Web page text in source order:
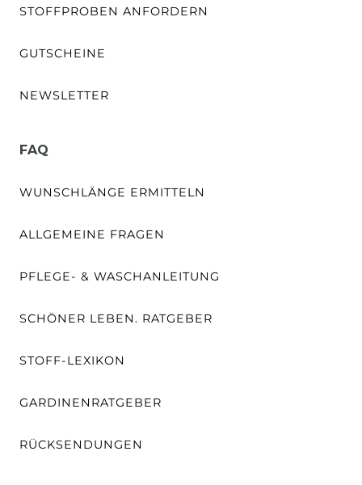
STOFFPROBEN ANFORDERN
GUTSCHEINE
NEWSLETTER
FAQ
WUNSCHLÄNGE ERMITTELN
ALLGEMEINE FRAGEN
PFLEGE- & WASCHANLEITUNG
SCHÖNER LEBEN. RATGEBER
STOFF-LEXIKON
GARDINENRATGEBER
RÜCKSENDUNGEN